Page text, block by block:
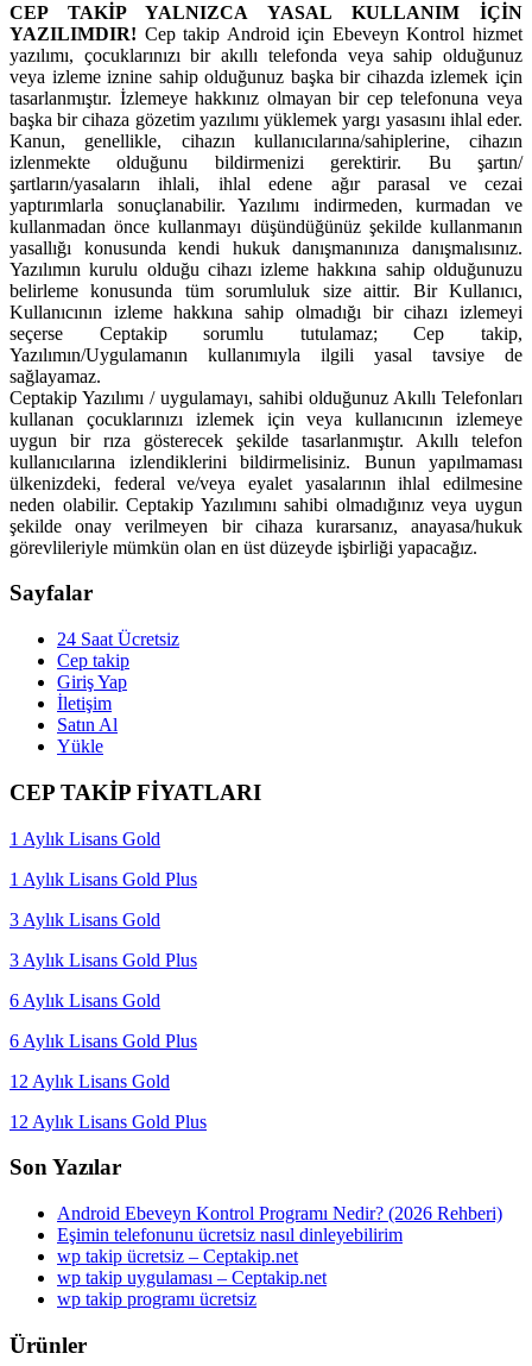
CEP TAKİP YALNIZCA YASAL KULLANIM İÇİN
YAZILIMDIR! Cep takip Android için Ebeveyn Kontrol hizmet
yazılımı, çocuklarınızı bir akıllı telefonda veya sahip olduğunuz
veya izleme iznine sahip olduğunuz başka bir cihazda izlemek için
tasarlanmıştır. İzlemeye hakkınız olmayan bir cep telefonuna veya
başka bir cihaza gözetim yazılımı yüklemek yargı yasasını ihlal eder.
Kanun, genellikle, cihazın kullanıcılarına/sahiplerine, cihazın
izlenmekte olduğunu bildirmenizi gerektirir. Bu şartın/
şartların/yasaların ihlali, ihlal edene ağır parasal ve cezai
yaptırımlarla sonuçlanabilir. Yazılımı indirmeden, kurmadan ve
kullanmadan önce kullanmayı düşündüğünüz şekilde kullanmanın
yasallığı konusunda kendi hukuk danışmanınıza danışmalısınız.
Yazılımın kurulu olduğu cihazı izleme hakkına sahip olduğunuzu
belirleme konusunda tüm sorumluluk size aittir. Bir Kullanıcı,
Kullanıcının izleme hakkına sahip olmadığı bir cihazı izlemeyi
seçerse Ceptakip sorumlu tutulamaz; Cep takip,
Yazılımın/Uygulamanın kullanımıyla ilgili yasal tavsiye de
sağlayamaz.
Ceptakip Yazılımı / uygulamayı, sahibi olduğunuz Akıllı Telefonları
kullanan çocuklarınızı izlemek için veya kullanıcının izlemeye
uygun bir rıza gösterecek şekilde tasarlanmıştır. Akıllı telefon
kullanıcılarına izlendiklerini bildirmelisiniz. Bunun yapılmaması
ülkenizdeki, federal ve/veya eyalet yasalarının ihlal edilmesine
neden olabilir. Ceptakip Yazılımını sahibi olmadığınız veya uygun
şekilde onay verilmeyen bir cihaza kurarsanız, anayasa/hukuk
görevlileriyle mümkün olan en üst düzeyde işbirliği yapacağız.
Sayfalar
24 Saat Ücretsiz
Cep takip
Giriş Yap
İletişim
Satın Al
Yükle
CEP TAKİP FİYATLARI
1 Aylık Lisans Gold
1 Aylık Lisans Gold Plus
3 Aylık Lisans Gold
3 Aylık Lisans Gold Plus
6 Aylık Lisans Gold
6 Aylık Lisans Gold Plus
12 Aylık Lisans Gold
12 Aylık Lisans Gold Plus
Son Yazılar
Android Ebeveyn Kontrol Programı Nedir? (2026 Rehberi)
Eşimin telefonunu ücretsiz nasıl dinleyebilirim
wp takip ücretsiz – Ceptakip.net
wp takip uygulaması – Ceptakip.net
wp takip programı ücretsiz
Ürünler